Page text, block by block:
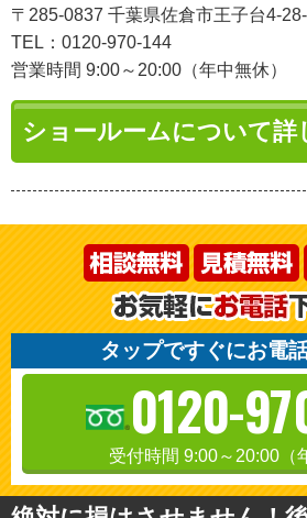
〒285-0837 千葉県佐倉市王子台4-
TEL：0120-970-144
営業時間 9:00～20:00（年中無休）
ショールームについて詳
タップですぐにお電
0120-
受付時間 9:00～20:00（